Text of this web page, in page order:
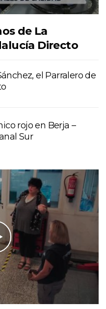
de La
Directo
el Parralero de
rojo en Berja –
Sur